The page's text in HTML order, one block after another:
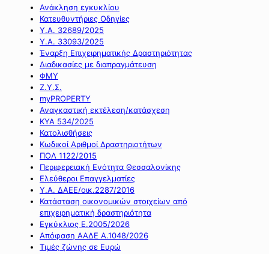
Ανάκληση εγκυκλίου
Κατευθυντήριες Οδηγίες
Υ.Α. 32689/2025
Υ.Α. 33093/2025
Έναρξη Επιχειρηματικής Δραστηριότητας
Διαδικασίες με διαπραγμάτευση
ΦΜΥ
Ζ.Υ.Σ.
myPROPERTY
Αναγκαστική εκτέλεση/κατάσχεση
ΚΥΑ 534/2025
Κατολισθήσεις
Κωδικοί Αριθμοί Δραστηριοτήτων
ΠΟΛ 1122/2015
Περιφερειακή Ενότητα Θεσσαλονίκης
Ελεύθεροι Επαγγελματίες
Υ.Α. ΔΑΕΕ/οικ.2287/2016
Κατάσταση οικονομικών στοιχείων από
επιχειρηματική δραστηριότητα
Εγκύκλιος Ε.2005/2026
Απόφαση ΑΑΔΕ Α.1048/2026
Τιμές ζώνης σε Ευρώ